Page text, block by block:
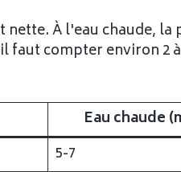
nette. À l'eau chaude,
faut compter environ 2
Eau chaude
5-7